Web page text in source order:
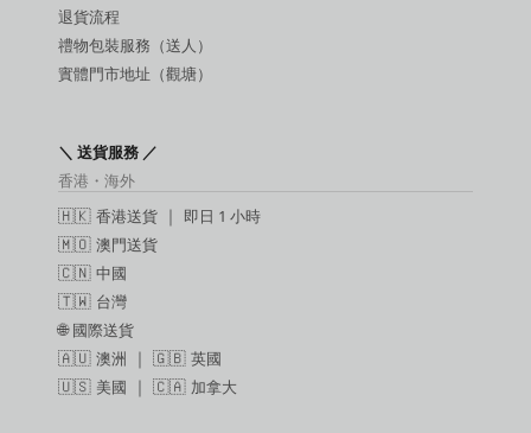
退貨流程
禮物包裝服務（送人）
實體門市地址（觀塘）
＼ 送貨服務 ／
香港・海外
🇭🇰 香港送貨 ｜ 即日 1 小時
🇲🇴 澳門送貨
🇨🇳 中國
🇹🇼 台灣
🌐國際送貨
🇦🇺 澳洲 ｜ 🇬🇧 英國
🇺🇸 美國 ｜ 🇨🇦 加拿大